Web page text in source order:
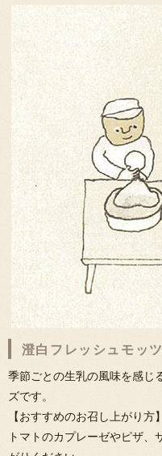
澄白フレッシュモッ
季節ごとの生乳の風味を感じ
ズです。
【おすすめのお召し上がり方】
トマトのカプレーゼやピザ